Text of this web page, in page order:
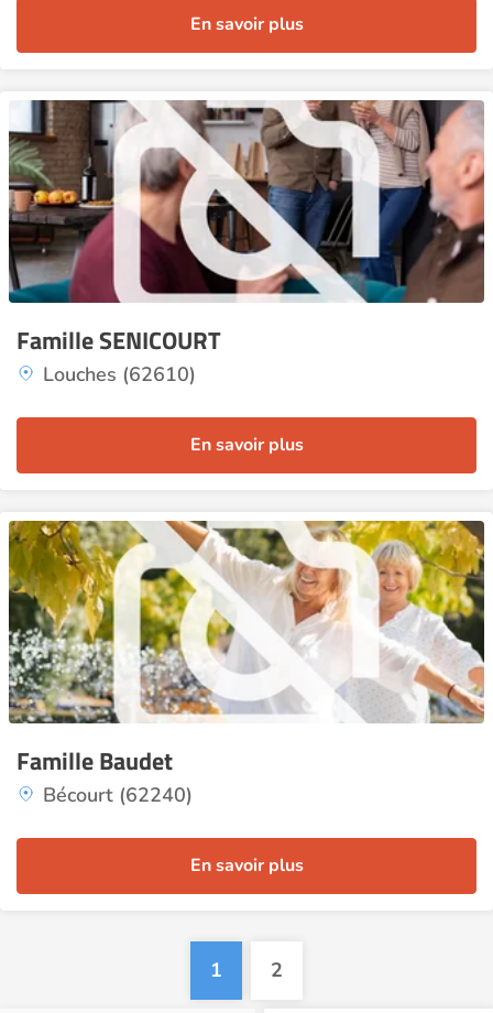
En savoir plus
Famille SENICOURT
Louches (62610)
En savoir plus
Famille Baudet
Bécourt (62240)
En savoir plus
1 2